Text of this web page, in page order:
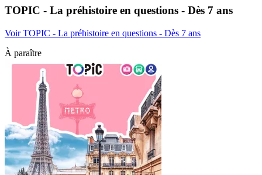
TOPIC - La préhistoire en questions - Dès 7 ans
Voir TOPIC - La préhistoire en questions - Dès 7 ans
À paraître